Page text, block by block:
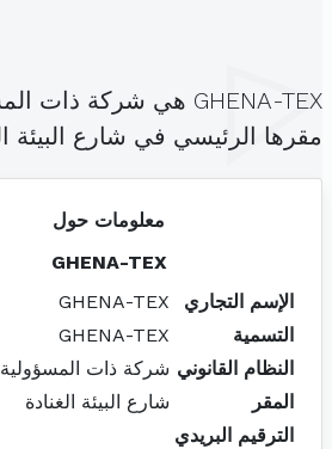
GHENA-TEX هي شركة ذات المسؤولية المحدودة، مسجلة تحت الهوية
مقرها الرئيسي في شارع البيئة
معلومات حول
GHENA-TEX
الإسم التجاري
GHENA-TEX
التسمية
GHENA-TEX
النظام القانوني شركة ذات المسؤولية
المقر
شارع البيئة الغنادة
الترقيم البريدي